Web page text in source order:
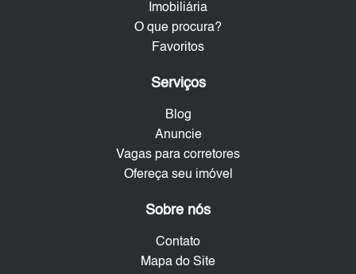
Imobiliária
O que procura?
Favoritos
Serviços
Blog
Anuncie
Vagas para corretores
Ofereça seu imóvel
Sobre nós
Contato
Mapa do Site